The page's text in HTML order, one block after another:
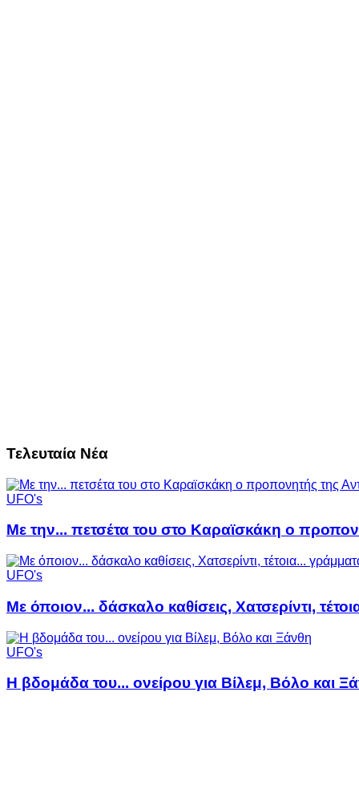
Τελευταία Νέα
UFO's
Με την... πετσέτα του στο Καραϊσκάκη ο
UFO's
Με όποιον... δάσκαλο καθίσεις, Χατσερίντι,
UFO's
Η βδομάδα του... ονείρου για Βίλεμ, Βόλο και